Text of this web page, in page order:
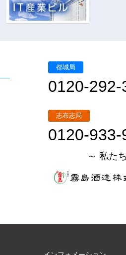
都城局
0120-292-
志布志局
0120-933-
～ 私た